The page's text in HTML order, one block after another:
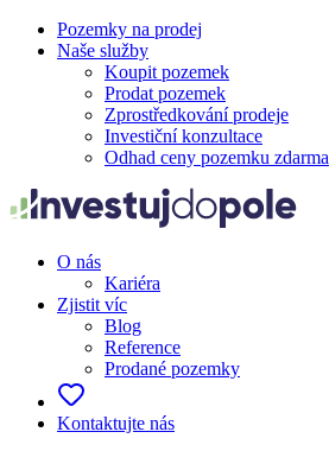
Pozemky na prodej
Naše služby
Koupit pozemek
Prodat pozemek
Zprostředkování prodeje
Investiční konzultace
Odhad ceny pozemku zdarma
O nás
Kariéra
Zjistit víc
Blog
Reference
Prodané pozemky
Kontaktujte nás